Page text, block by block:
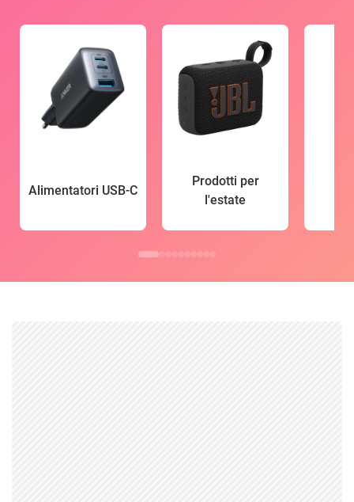
Alimentatori USB-C
Prodotti per
l'estate